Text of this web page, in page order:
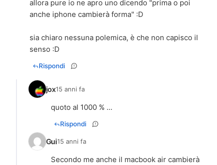
allora pure io ne apro uno dicendo "prima o poi
anche iphone cambierà forma" :D
sia chiaro nessuna polemica, è che non capisco il
senso :D
Rispondi
jox15 anni fa
quoto al 1000 % ...
Rispondi
Gui15 anni fa
Secondo me anche il macbook air cambierà